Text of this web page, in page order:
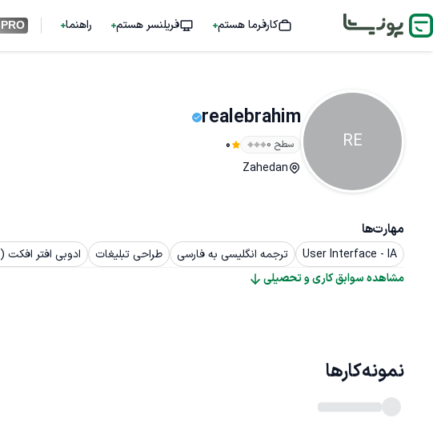
کارفرما هستم فریلنسر هستم راهنما PRO
RE
realebrahim
سطح ۰ 0
Zahedan
مهارت‌ها
User Interface - IA ترجمه انگلیسی به فارسی طراحی تبلیغات ادوبی افتر افکت (After Effects)
مشاهده سوابق کاری و تحصیلی
نمونه‌کارها